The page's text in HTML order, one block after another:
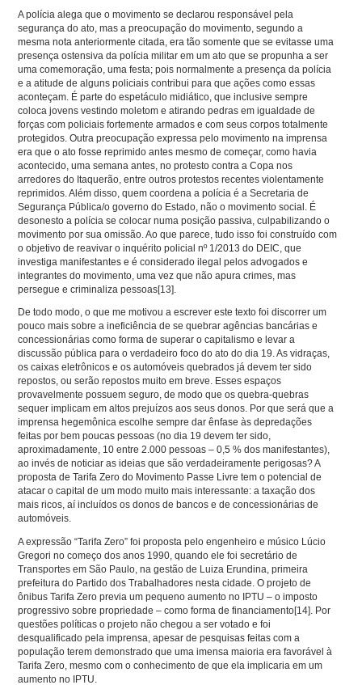
A polícia alega que o movimento se declarou responsável pela
segurança do ato, mas a preocupação do movimento, segundo a
mesma nota anteriormente citada, era tão somente que se evitasse uma
presença ostensiva da polícia militar em um ato que se propunha a ser
uma comemoração, uma festa; pois normalmente a presença da polícia
e a atitude de alguns policiais contribui para que ações como essas
aconteçam. É parte do espetáculo midiático, que inclusive sempre
coloca jovens vestindo moletom e atirando pedras em igualdade de
forças com policiais fortemente armados e com seus corpos totalmente
protegidos. Outra preocupação expressa pelo movimento na imprensa
era que o ato fosse reprimido antes mesmo de começar, como havia
acontecido, uma semana antes, no protesto contra a Copa nos
arredores do Itaquerão, entre outros protestos recentes violentamente
reprimidos. Além disso, quem coordena a polícia é a Secretaria de
Segurança Pública/o governo do Estado, não o movimento social. É
desonesto a polícia se colocar numa posição passiva, culpabilizando o
movimento por sua omissão. Ao que parece, tudo isso foi construído com
o objetivo de reavivar o inquérito policial nº 1/2013 do DEIC, que
investiga manifestantes e é considerado ilegal pelos advogados e
integrantes do movimento, uma vez que não apura crimes, mas
persegue e criminaliza pessoas[13]
De todo modo, o que me motivou a escrever este texto foi discorrer um
pouco mais sobre a ineficiência de se quebrar agências bancárias e
concessionárias como forma de superar o capitalismo e levar a
discussão pública para o verdadeiro foco do ato do dia 19. As vidraças,
os caixas eletrônicos e os automóveis quebrados já devem ter sido
repostos, ou serão repostos muito em breve. Esses espaços
provavelmente possuem seguro, de modo que os quebra-quebras
sequer implicam em altos prejuízos aos seus donos. Por que será que a
imprensa hegemônica escolhe sempre dar ênfase às depredações
feitas por bem poucas pessoas (no dia 19 devem ter sido,
aproximadamente, 10 entre 2.000 pessoas – 0,5 % dos manifestantes),
ao invés de noticiar as ideias que são verdadeiramente perigosas? A
proposta de Tarifa Zero do Movimento Passe Livre tem o potencial de
atacar o capital de um modo muito mais interessante: a taxação dos
mais ricos, aí incluídos os donos de bancos e de concessionárias de
automóveis.
A expressão “Tarifa Zero” foi proposta pelo engenheiro e músico Lúcio
Gregori no começo dos anos 1990, quando ele foi secretário de
Transportes em São Paulo, na gestão de Luiza Erundina, primeira
prefeitura do Partido dos Trabalhadores nesta cidade. O projeto de
ônibus Tarifa Zero previa um pequeno aumento no IPTU – o imposto
progressivo sobre propriedade – como forma de financiamento[14]
. Por
questões políticas o projeto não chegou a ser votado e foi
desqualificado pela imprensa, apesar de pesquisas feitas com a
população terem demonstrado que uma imensa maioria era favorável à
Tarifa Zero, mesmo com o conhecimento de que ela implicaria em um
aumento no IPTU.